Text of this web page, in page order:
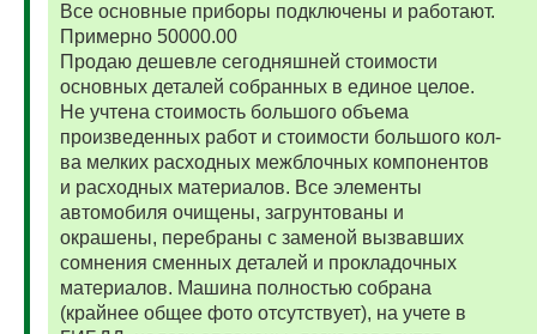
Все основные приборы подключены и работают.
Примерно 50000.00
Продаю дешевле сегодняшней стоимости
основных деталей собранных в единое целое.
Не учтена стоимость большого объема
произведенных работ и стоимости большого кол-
ва мелких расходных межблочных компонентов
и расходных материалов. Все элементы
автомобиля очищены, загрунтованы и
окрашены, перебраны с заменой вызвавших
сомнения сменных деталей и прокладочных
материалов. Машина полностью собрана
(крайнее общее фото отсутствует), на учете в